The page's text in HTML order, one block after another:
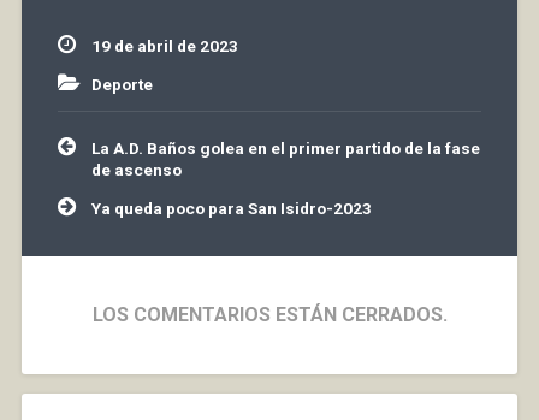
segundo de fútbol
sala…
19 de abril de 2023
Deporte
Navegación
de
entradas
La A.D. Baños golea en el primer partido de la fase
de ascenso
Ya queda poco para San Isidro-2023
LOS COMENTARIOS ESTÁN CERRADOS.